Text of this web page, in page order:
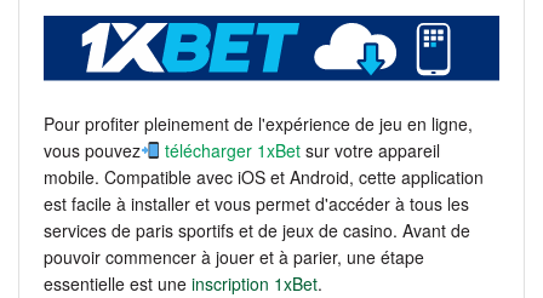
Pour profiter pleinement de l'expérience de jeu en ligne,
vous pouvez
télécharger 1xBet sur votre appareil
mobile. Compatible avec iOS et Android, cette application
est facile à installer et vous permet d'accéder à tous les
services de paris sportifs et de jeux de casino. Avant de
pouvoir commencer à jouer et à parier, une étape
essentielle est une inscription 1xBet.